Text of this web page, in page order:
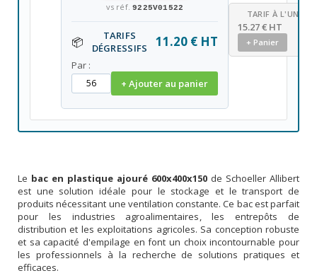
vs réf.9225V01522
📦
TARIFS
DÉGRESSIFS
11.20 € HT
Par :
+ Ajouter au panier
TARIF À L'UNITÉ
15.27 € HT
+ Panier
Le bac en plastique ajouré 600x400x150 de Schoeller Allibert
est une solution idéale pour le stockage et le transport de
produits nécessitant une ventilation constante. Ce bac est parfait
pour les industries agroalimentaires, les entrepôts de
distribution et les exploitations agricoles. Sa conception robuste
et sa capacité d'empilage en font un choix incontournable pour
les professionnels à la recherche de solutions pratiques et
efficaces.